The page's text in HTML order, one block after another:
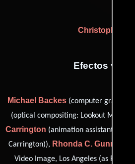
Christopher
Efectos
Michael Backes (computer graphics
(optical compositing: Lookout
Carrington (animation assistant:
Carrington)), Rhonda C. Gunner
Video Image, Los Angeles (as